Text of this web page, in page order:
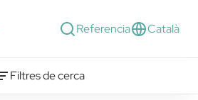
Referencia Català
Filtres de cerca